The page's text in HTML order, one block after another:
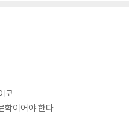
코
학이어야 한다